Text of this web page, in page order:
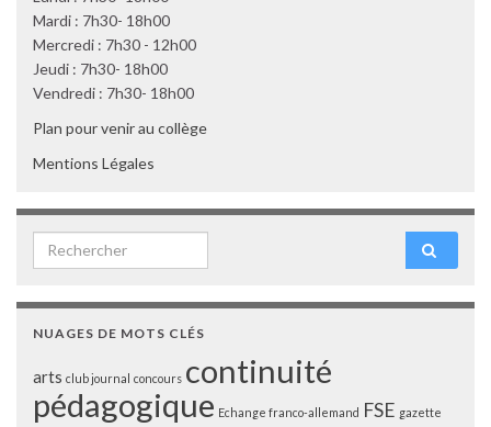
Mardi : 7h30- 18h00
Mercredi : 7h30 - 12h00
Jeudi : 7h30- 18h00
Vendredi : 7h30- 18h00
Plan pour venir au collège
Mentions Légales
Search for:
NUAGES DE MOTS CLÉS
arts club journal concours continuité
pédagogique Echange franco-allemand FSE gazette